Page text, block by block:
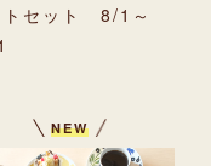
トセット 8/1～
NEW